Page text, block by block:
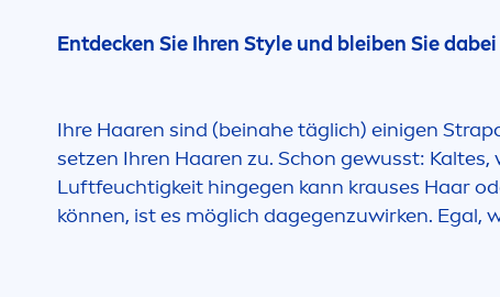
Entdecken Sie Ihren Style und bleiben Sie dabei
Ihre Haaren sind (beinahe täglich) einigen
setzen Ihren Haaren zu. Schon gewusst: Kaltes,
Luftfeuchtigkeit hingegen kann krauses Haar
können, ist es möglich dagegenzuwirken. Egal,